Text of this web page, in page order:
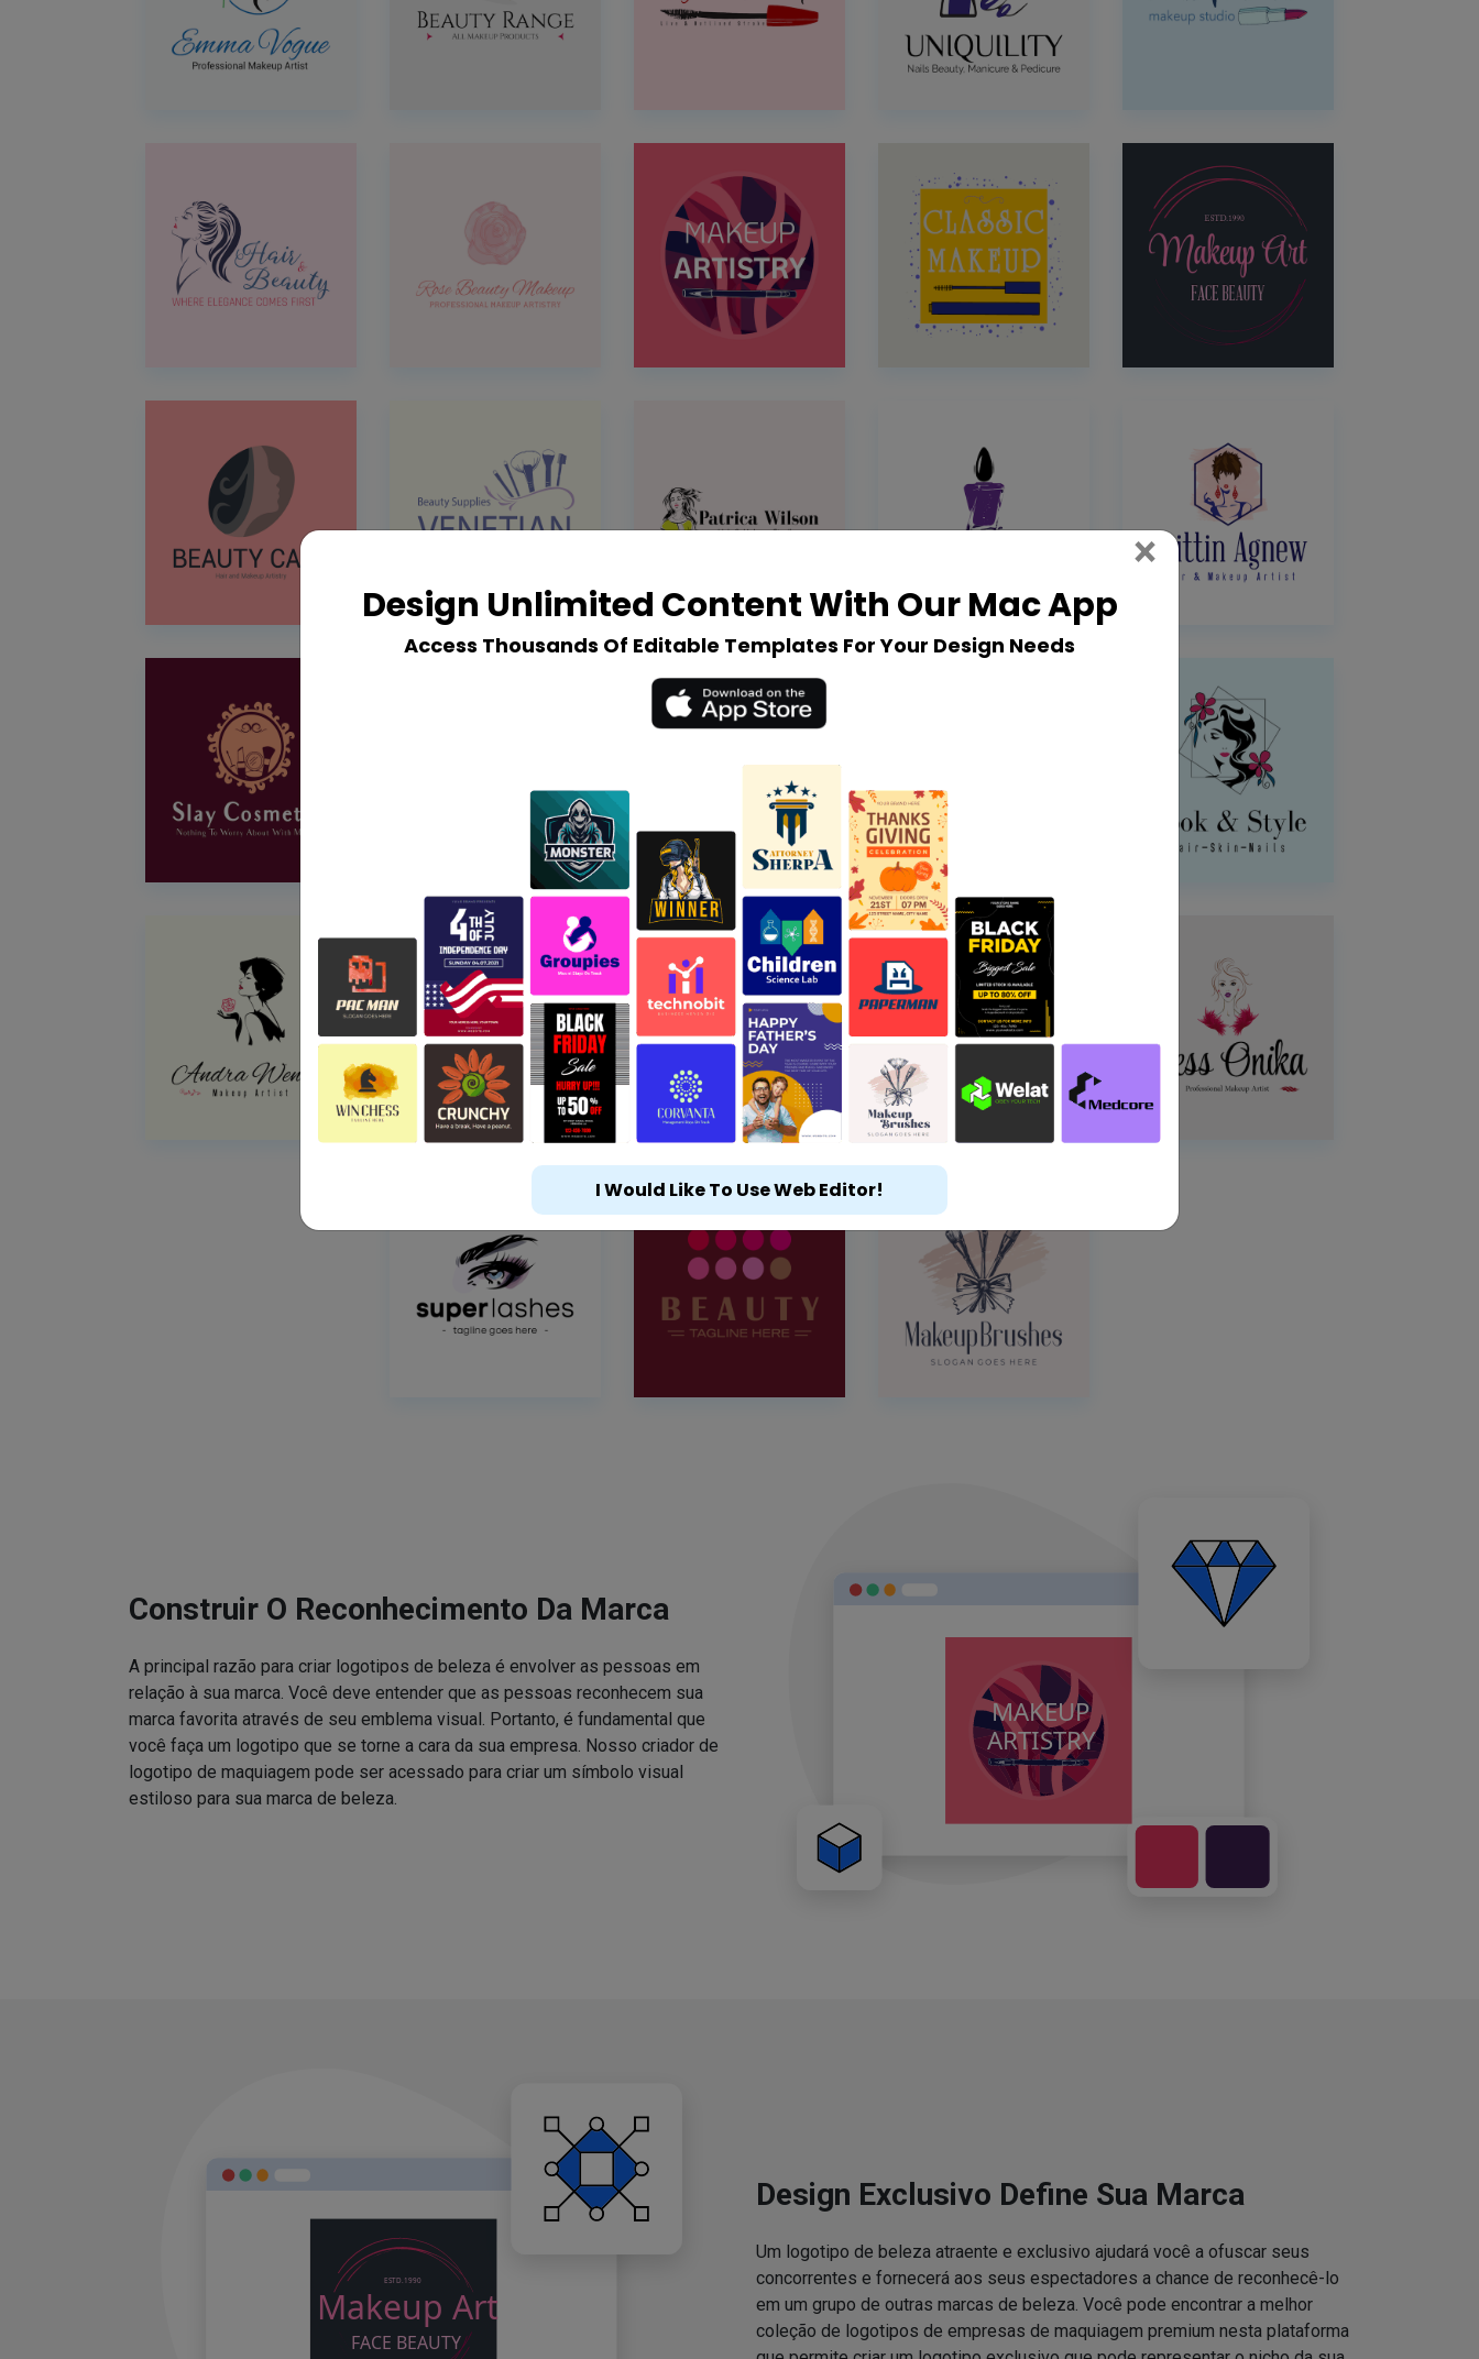
Construir O Reconhecimento Da Marca
A principal razão para criar logotipos de beleza é envolver as pessoas em
relação à sua marca. Você deve entender que as pessoas reconhecem sua
marca favorita através de seu emblema visual. Portanto, é fundamental que
você faça um logotipo que se torne a cara da sua empresa. Nosso criador de
logotipo de maquiagem pode ser acessado para criar um símbolo visual
estiloso para sua marca de beleza.
Design Exclusivo Define Sua Marca
Um logotipo de beleza atraente e exclusivo ajudará você a ofuscar seus
concorrentes e fornecerá aos seus espectadores a chance de reconhecê-lo
em um grupo de outras marcas de beleza. Você pode encontrar a melhor
coleção de logotipos de empresas de maquiagem premium nesta plataforma
Design Unlimited Content With Our Mac App
Access Thousands Of Editable Templates For Your Design Needs
× Close
I Would Like To Use Web Editor!